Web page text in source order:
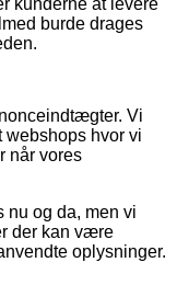
burde drages
Vi
webshops hvor vi
når vores
nu og da, men vi
der kan være
oplysninger.